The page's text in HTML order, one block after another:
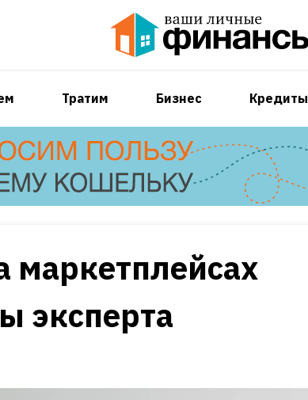
Тратим Бизнес Кредиты
маркетплейсах
эксперта